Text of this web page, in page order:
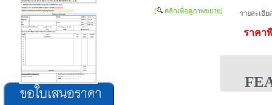
[ คลิกเพื่อดูภาพขยาย] รายละเอีย
ราคา